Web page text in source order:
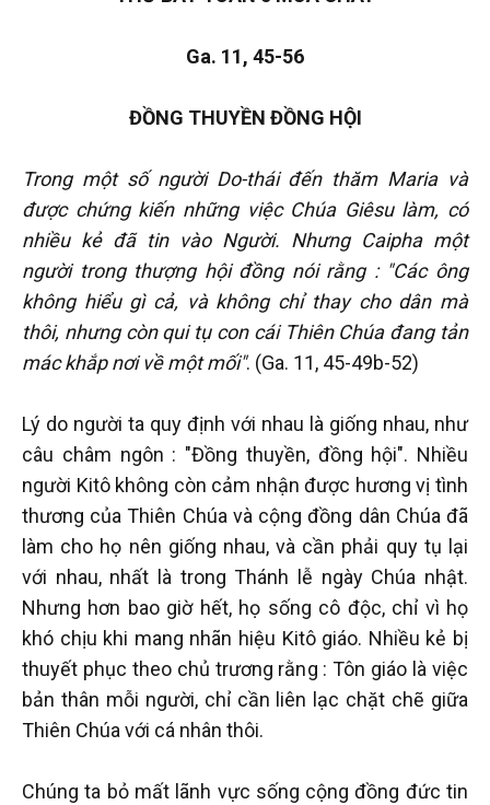
Ga. 11, 45-56
ĐỒNG THUYỀN ĐỒNG HỘI
Trong một số người Do-thái đến thăm Maria và
được chứng kiến những việc Chúa Giêsu làm, có
nhiều kẻ đã tin vào Người. Nhưng Caipha một
người trong thượng hội đồng nói rằng : "Các ông
không hiểu gì cả, và không chỉ thay cho dân mà
thôi, nhưng còn qui tụ con cái Thiên Chúa đang tản
mác khắp nơi về một mối". (Ga. 11, 45-49b-52)
Lý do người ta quy định với nhau là giống nhau, như
câu châm ngôn : "Đồng thuyền, đồng hội". Nhiều
người Kitô không còn cảm nhận được hương vị tình
thương của Thiên Chúa và cộng đồng dân Chúa đã
làm cho họ nên giống nhau, và cần phải quy tụ lại
với nhau, nhất là trong Thánh lễ ngày Chúa nhật.
Nhưng hơn bao giờ hết, họ sống cô độc, chỉ vì họ
khó chịu khi mang nhãn hiệu Kitô giáo. Nhiều kẻ bị
thuyết phục theo chủ trương rằng : Tôn giáo là việc
bản thân mỗi người, chỉ cần liên lạc chặt chẽ giữa
Thiên Chúa với cá nhân thôi.
Chúng ta bỏ mất lãnh vực sống cộng đồng đức tin